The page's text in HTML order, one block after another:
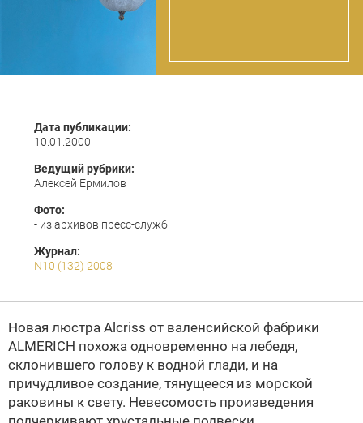
Дата публикации:
10.01.2000
Ведущий рубрики:
Алексей Ермилов
Фото:
- из архивов пресс-служб
Журнал:
N10 (132) 2008
Новая люстра Alcriss от валенсийской фабрики
ALMERICH похожа одновременно на лебедя,
склонившего голову к водной глади, и на
причудливое создание, тянущееся из морской
раковины к свету. Невесомость произведения